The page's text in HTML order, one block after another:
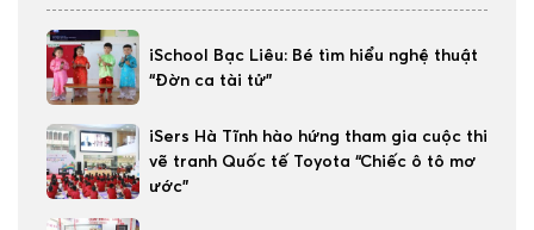
iSchool Bạc Liêu: Bé tìm hiểu nghệ thuật
“Đờn ca tài tử”
iSers Hà Tĩnh hào hứng tham gia cuộc thi
vẽ tranh Quốc tế Toyota “Chiếc ô tô mơ
ước”